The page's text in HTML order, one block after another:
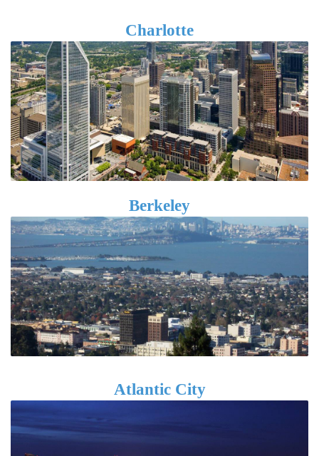
Charlotte
Berkeley
Atlantic City